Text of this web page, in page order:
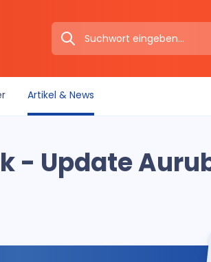
Artikel & News
- Update